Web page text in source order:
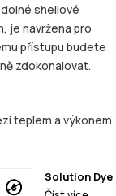
shellové
je navržena pro
přístupu budete
zdokonalovat.
teplem a výkonem
Solution Dye